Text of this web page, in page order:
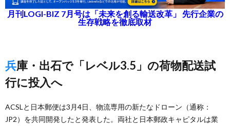
月刊LOGI-BIZ 7月号は「未来を創る輸送改革」 先行企業の
生存戦略を徹底取材
兵庫・出石で「レベル3.5」の荷物配送試
行に投入へ
ACSLと日本郵便は3月4日、物流専用の新たなドローン（通称：
JP2）を共同開発したと発表した。両社と日本郵政キャピタルは業